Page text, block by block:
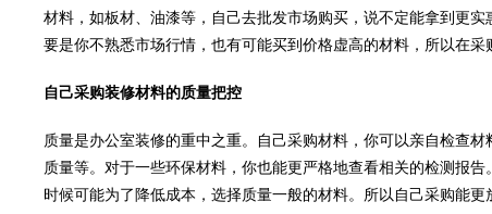
材料，如板材、油漆等，自己去批发市场购买，说不定能拿到更
要是你不熟悉市场行情，也有可能买到价格虚高的材料，所以在采
自己采购装修材料的质量把控
质量是办公室装修的重中之重。自己采购材料，你可以亲自检查
质量等。对于一些环保材料，你也能更严格地查看相关的检测报
时候可能为了降低成本，选择质量一般的材料。所以自己采购能更